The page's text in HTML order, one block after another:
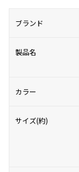
ブランド
製品名
カラー
サイズ(約)